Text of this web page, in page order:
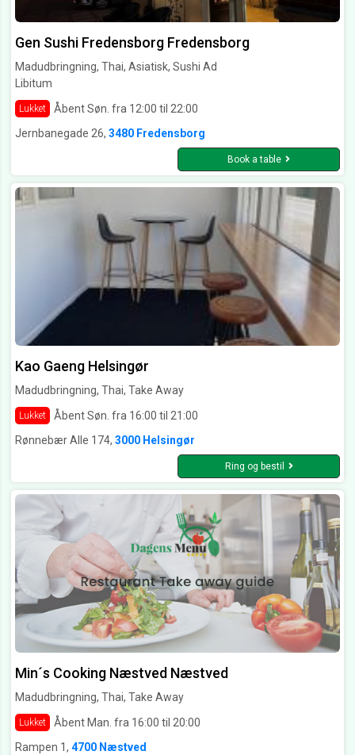
Gen Sushi Fredensborg Fredensborg
Madudbringning, Thai, Asiatisk, Sushi Ad
Libitum
Lukket
Åbent Søn. fra 12:00 til 22:00
Jernbanegade 26, 3480 Fredensborg
Book a table
Kao Gaeng Helsingør
Madudbringning, Thai, Take Away
Lukket
Åbent Søn. fra 16:00 til 21:00
Rønnebær Alle 174, 3000 Helsingør
Ring og bestil
Min´s Cooking Næstved Næstved
Madudbringning, Thai, Take Away
Lukket
Åbent Man. fra 16:00 til 20:00
Rampen 1, 4700 Næstved